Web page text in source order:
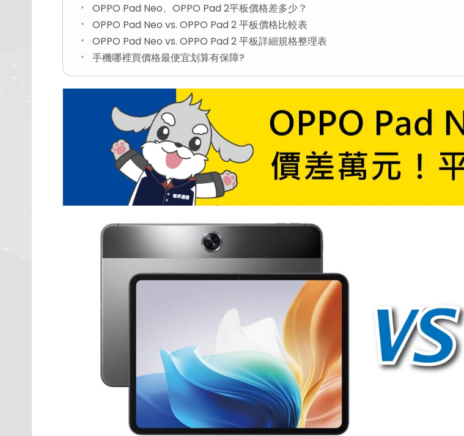
OPPO Pad Neo、OPPO Pad 2平板價格差多少？
OPPO Pad Neo vs. OPPO Pad 2 平板價格比較表
OPPO Pad Neo vs. OPPO Pad 2 平板詳細規格整理表
手機哪裡買價格最便宜划算有保障?